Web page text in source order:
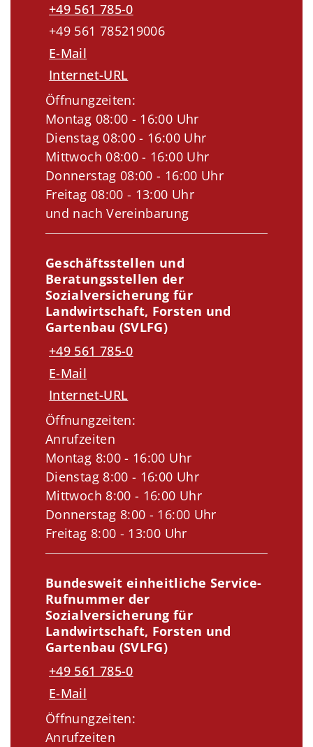
+49 561 785-0
+49 561 785219006
E-Mail
Internet-URL
Öffnungzeiten:
Montag 08:00 - 16:00 Uhr
Dienstag 08:00 - 16:00 Uhr
Mittwoch 08:00 - 16:00 Uhr
Donnerstag 08:00 - 16:00 Uhr
Freitag 08:00 - 13:00 Uhr
und nach Vereinbarung
Geschäftsstellen und
Beratungsstellen der
Sozialversicherung für
Landwirtschaft, Forsten und
Gartenbau (SVLFG)
+49 561 785-0
E-Mail
Internet-URL
Öffnungzeiten:
Anrufzeiten
Montag 8:00 - 16:00 Uhr
Dienstag 8:00 - 16:00 Uhr
Mittwoch 8:00 - 16:00 Uhr
Donnerstag 8:00 - 16:00 Uhr
Freitag 8:00 - 13:00 Uhr
Bundesweit einheitliche Service-
Rufnummer der
Sozialversicherung für
Landwirtschaft, Forsten und
Gartenbau (SVLFG)
+49 561 785-0
E-Mail
Öffnungzeiten:
Anrufzeiten